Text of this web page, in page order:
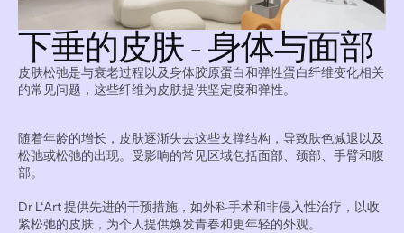
下垂的皮肤 - 身体与面部
皮肤松弛是与衰老过程以及身体胶原蛋白和弹性蛋白纤维变化相关
的常见问题，这些纤维为皮肤提供坚定度和弹性。
随着年龄的增长，皮肤逐渐失去这些支撑结构，导致肤色减退以及
松弛或松弛的出现。受影响的常见区域包括面部、颈部、手臂和腹
部。
Dr L‘Art 提供先进的干预措施，如外科手术和非侵入性治疗，以收
紧松弛的皮肤，为个人提供焕发青春和更年轻的外观。